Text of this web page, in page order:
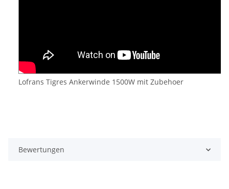
Lofrans Tigres Ankerwinde 1500W mit Zubehoer
Bewertungen